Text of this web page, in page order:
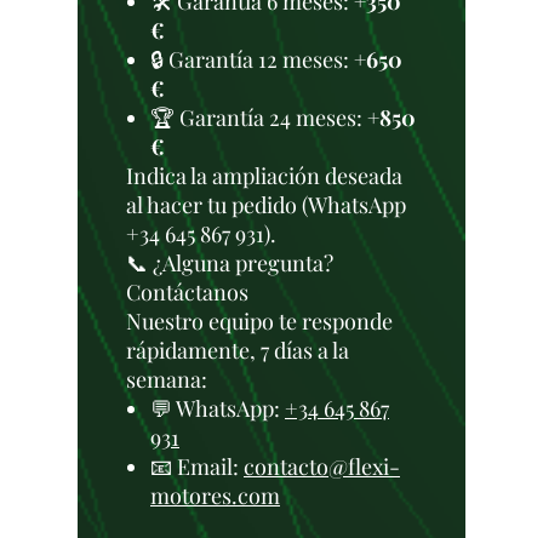
€
🔒 Garantía 12 meses: +650
€
🏆 Garantía 24 meses: +850
€
Indica la ampliación deseada
al hacer tu pedido (WhatsApp
+34 645 867 931).
📞 ¿Alguna pregunta?
Contáctanos
Nuestro equipo te responde
rápidamente, 7 días a la
semana:
💬 WhatsApp: +34 645 867
931
📧 Email: contacto@flexi-
motores.com